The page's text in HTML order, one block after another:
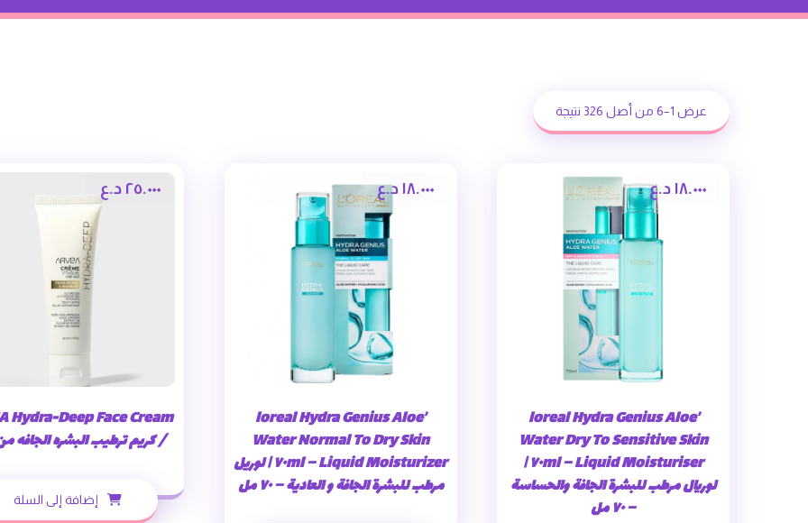
عرض 1–6 من أصل 326 نتيجة
’loreal Hydra Genius Aloe
Water Dry To Sensitive Skin
Liquid Moisturiser – ٧٠ml |
لوريال مرطب للبشرة الجافة والحساسة
– ٧٠ مل
١٨.٠٠٠ د.ع
’loreal Hydra Genius Aloe
Water Normal To Dry Skin
Liquid Moisturizer – ٧٠ml | لوريل
مرطب للبشرة الجافة و العادية – ٧٠ مل
١٨.٠٠٠ د.ع
Hydra-Deep Face Cream
/ كريم ترطيب البشره الجافه
٢٥.٠٠٠ د.ع
إضافة إلى السلة